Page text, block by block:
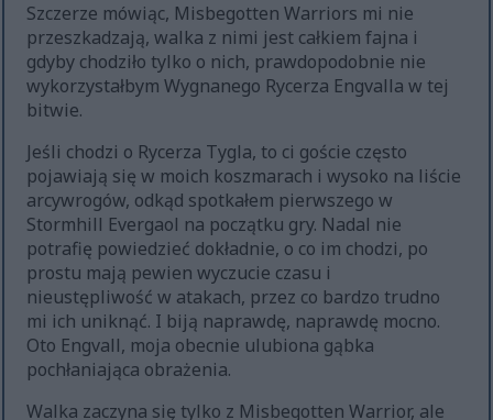
Szczerze mówiąc, Misbegotten Warriors mi nie
przeszkadzają, walka z nimi jest całkiem fajna i
gdyby chodziło tylko o nich, prawdopodobnie nie
wykorzystałbym Wygnanego Rycerza Engvalla w tej
bitwie.
Jeśli chodzi o Rycerza Tygla, to ci goście często
pojawiają się w moich koszmarach i wysoko na liście
arcywrogów, odkąd spotkałem pierwszego w
Stormhill Evergaol na początku gry. Nadal nie
potrafię powiedzieć dokładnie, o co im chodzi, po
prostu mają pewien wyczucie czasu i
nieustępliwość w atakach, przez co bardzo trudno
mi ich uniknąć. I biją naprawdę, naprawdę mocno.
Oto Engvall, moja obecnie ulubiona gąbka
pochłaniająca obrażenia.
Walka zaczyna się tylko z Misbegotten Warrior, ale